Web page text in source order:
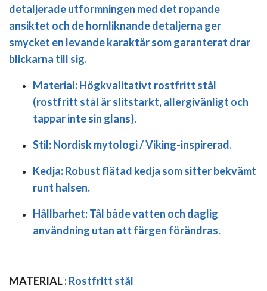
detaljerade utformningen med det ropande
ansiktet och de hornliknande detaljerna ger
smycket en levande karaktär som garanterat drar
blickarna till sig.
Material:Högkvalitativt rostfritt stål
(rostfritt stål är slitstarkt, allergivänligt och
tappar inte sin glans).
Stil:Nordisk mytologi / Viking-inspirerad.
Kedja:Robust flätad kedja som sitter bekvämt
runt halsen.
Hållbarhet:Tål både vatten och daglig
användning utan att färgen förändras.
MATERIAL :Rostfritt stål